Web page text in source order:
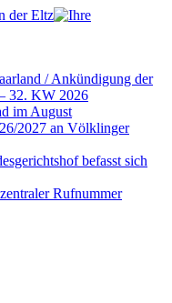
/ Ankündigung der
32. KW 2026
im August
2027 an Völklinger
befasst sich
Rufnummer